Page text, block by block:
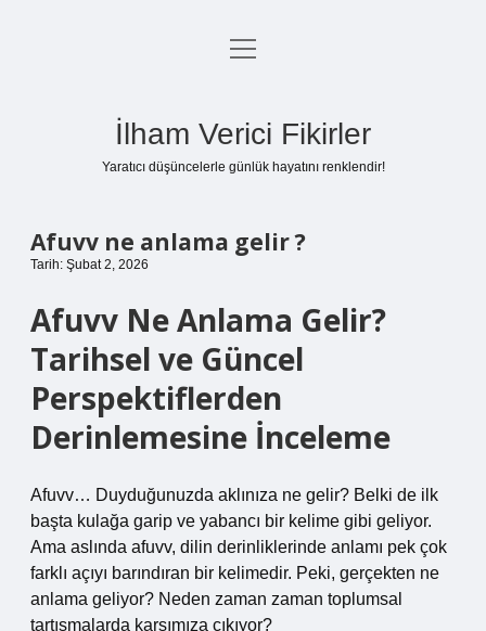
Anasayfa
menüyü
İlham Verici Fikirler
Yaratıcı düşüncelerle günlük hayatını renklendir!
Afuvv ne anlama gelir ?
Tarih: Şubat 2, 2026
Afuvv Ne Anlama Gelir?
Tarihsel ve Güncel
Perspektiflerden
Derinlemesine İnceleme
Afuvv… Duyduğunuzda aklınıza ne gelir? Belki de ilk
başta kulağa garip ve yabancı bir kelime gibi geliyor.
Ama aslında afuvv, dilin derinliklerinde anlamı pek çok
farklı açıyı barındıran bir kelimedir. Peki, gerçekten ne
anlama geliyor? Neden zaman zaman toplumsal
tartışmalarda karşımıza çıkıyor?